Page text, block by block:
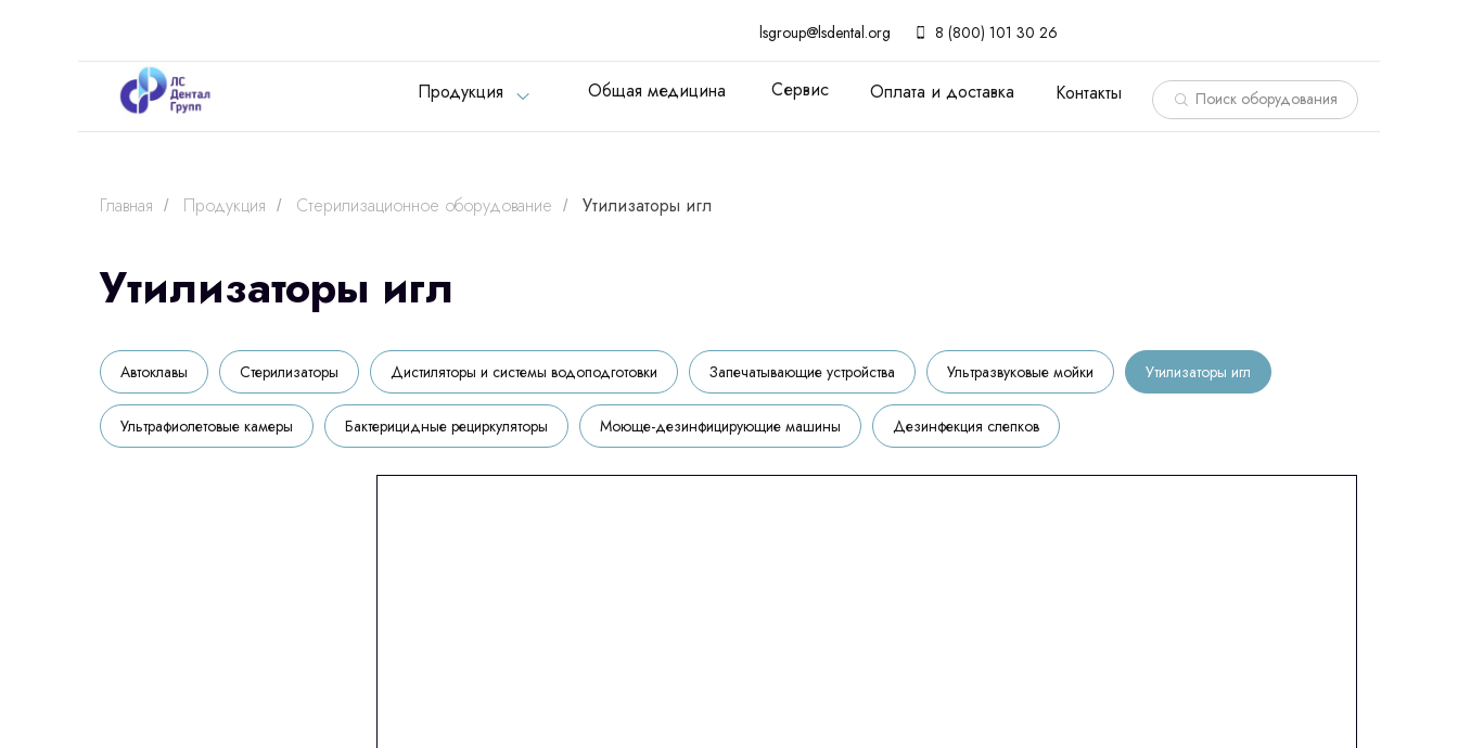
8 (800) 101 30 26
8 (800) 101 30 26
lsgroup@lsdental.org
Поиск оборудования
Оплата и доставка Контакты
Продукция Общая медицина Сервис
Главная / Продукция / Стерилизационное оборудование / Утилизаторы игл
Утилизаторы игл
Автоклавы Стерилизаторы Дистиляторы и системы водоподготовки Запечатывающие устройства Ультразвуковые мойки Утилизаторы игл
Ультрафиолетовые камеры Бактерицидные рециркуляторы Моюще-дезинфицирующие машины Дезинфекция слепков